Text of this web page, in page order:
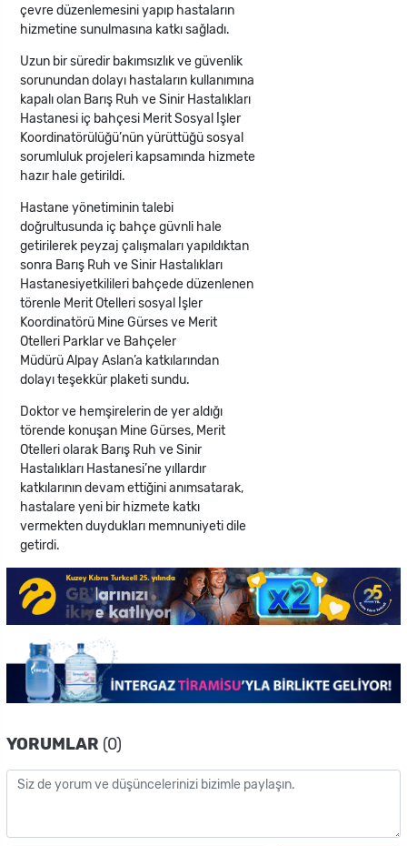
çevre düzenlemesini yapıp hastaların
hizmetine sunulmasına katkı sağladı.
Uzun bir süredir bakımsızlık ve güvenlik
sorunundan dolayı hastaların kullanımına
kapalı olan Barış Ruh ve Sinir Hastalıkları
Hastanesi iç bahçesi Merit Sosyal İşler
Koordinatörülüğü’nün yürüttüğü sosyal
sorumluluk projeleri kapsamında hizmete
hazır hale getirildi.
Hastane yönetiminin talebi
doğrultusunda iç bahçe güvnli hale
getirilerek peyzaj çalışmaları yapıldıktan
sonra Barış Ruh ve Sinir Hastalıkları
Hastanesiyetkilileri bahçede düzenlenen
törenle Merit Otelleri sosyal İşler
Koordinatörü Mine Gürses ve Merit
Otelleri Parklar ve Bahçeler
Müdürü Alpay Aslan’a katkılarından
dolayı teşekkür plaketi sundu.
Doktor ve hemşirelerin de yer aldığı
törende konuşan Mine Gürses, Merit
Otelleri olarak Barış Ruh ve Sinir
Hastalıkları Hastanesi’ne yıllardır
katkılarının devam ettiğini anımsatarak,
hastalare yeni bir hizmete katkı
vermekten duydukları memnuniyeti dile
getirdi.
YORUMLAR (0)